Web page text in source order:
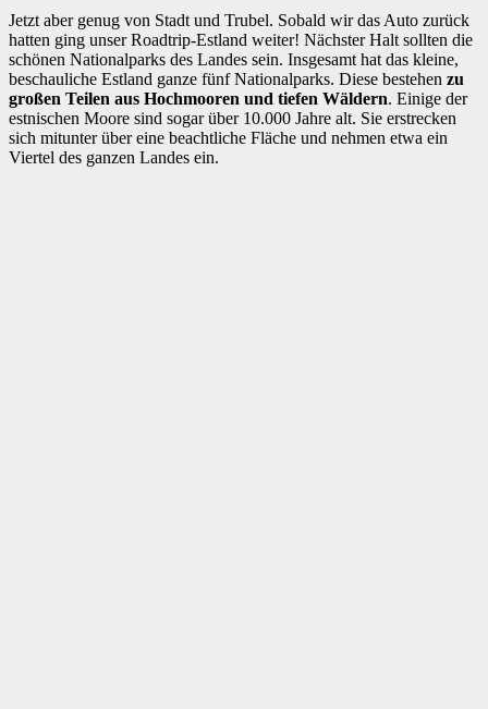
Jetzt aber genug von Stadt und Trubel. Sobald wir das Auto zurück
hatten ging unser Roadtrip-Estland weiter! Nächster Halt sollten die
schönen Nationalparks des Landes sein. Insgesamt hat das kleine,
beschauliche Estland ganze fünf Nationalparks. Diese bestehen zu
großen Teilen aus Hochmooren und tiefen Wäldern. Einige der
estnischen Moore sind sogar über 10.000 Jahre alt. Sie erstrecken
sich mitunter über eine beachtliche Fläche und nehmen etwa ein
Viertel des ganzen Landes ein.